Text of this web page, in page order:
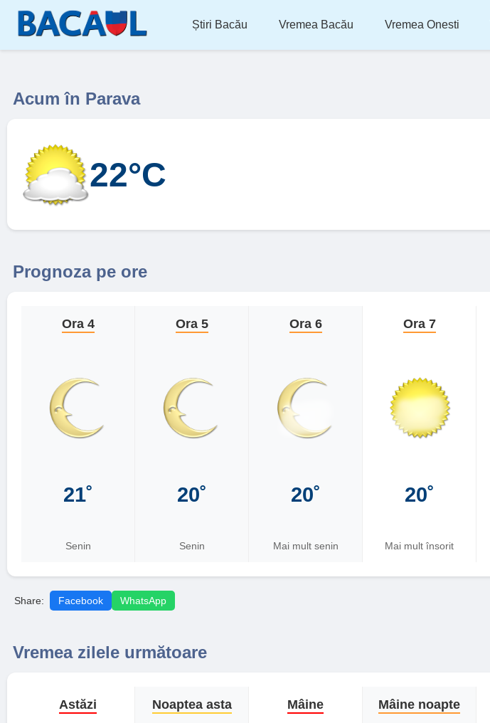
Știri Bacău Vremea Bacău Vremea Onesti
Acum în Parava
22°C
Prognoza pe ore
Ora 4
21˚
Senin
Ora 5
20˚
Senin
Ora 6
20˚
Mai mult senin
Ora 7
20˚
Mai mult însorit
Share: Facebook WhatsApp
Vremea zilele următoare
Astăzi Noaptea asta Mâine Mâine noapte